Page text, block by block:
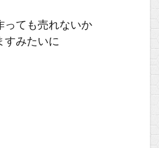
っても売れないか
すみたいに